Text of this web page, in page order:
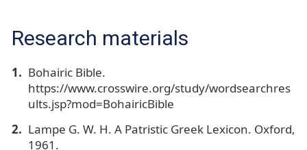
Research materials
Bohairic Bible.
https://www.crosswire.org/study/wordsearchres
ults.jsp?mod=BohairicBible
Lampe G. W. H. A Patristic Greek Lexicon. Oxford,
1961.